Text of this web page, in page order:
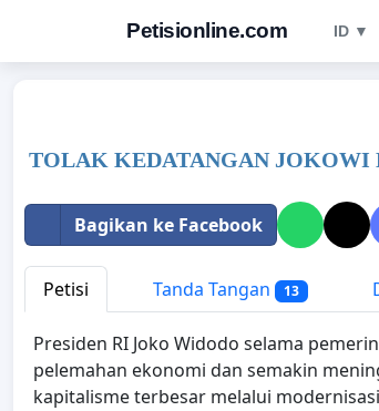
Petisionline.com ID ▼
TOLAK KEDATANGAN JOKOWI
Bagikan ke Facebook
Petisi Tanda Tangan 13
Presiden RI Joko Widodo selama
pelemahan ekonomi dan semakin
kapitalisme terbesar melalui